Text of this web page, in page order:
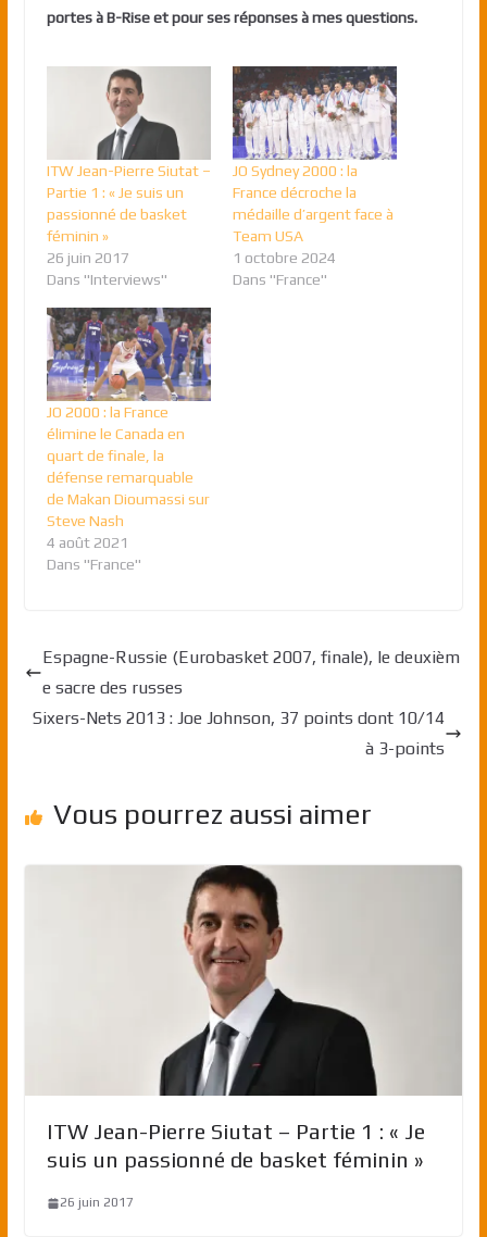
portes à B-Rise et pour ses réponses à mes questions.
ITW Jean-Pierre Siutat –
Partie 1 : « Je suis un
passionné de basket
féminin »
26 juin 2017
Dans "Interviews"
JO Sydney 2000 : la
France décroche la
médaille d’argent face à
Team USA
1 octobre 2024
Dans "France"
JO 2000 : la France
élimine le Canada en
quart de finale, la
défense remarquable
de Makan Dioumassi sur
Steve Nash
4 août 2021
Dans "France"
Espagne-Russie (Eurobasket 2007, finale), le deuxièm
e sacre des russes
Sixers-Nets 2013 : Joe Johnson, 37 points dont 10/14
à 3-points
Vous pourrez aussi aimer
ITW Jean-Pierre Siutat – Partie 1 : « Je
suis un passionné de basket féminin »
26 juin 2017